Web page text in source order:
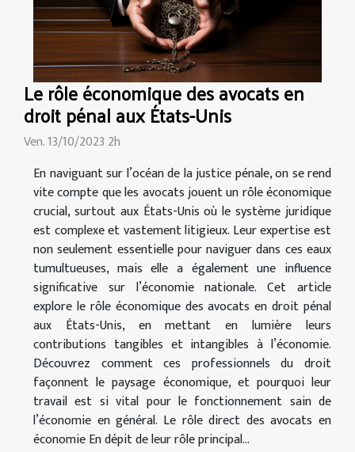
Le rôle économique des avocats en
droit pénal aux États-Unis
Ven. 13/10/2023 2h
En naviguant sur l’océan de la justice pénale, on se rend
vite compte que les avocats jouent un rôle économique
crucial, surtout aux États-Unis où le système juridique
est complexe et vastement litigieux. Leur expertise est
non seulement essentielle pour naviguer dans ces eaux
tumultueuses, mais elle a également une influence
significative sur l’économie nationale. Cet article
explore le rôle économique des avocats en droit pénal
aux États-Unis, en mettant en lumière leurs
contributions tangibles et intangibles à l’économie.
Découvrez comment ces professionnels du droit
façonnent le paysage économique, et pourquoi leur
travail est si vital pour le fonctionnement sain de
l’économie en général. Le rôle direct des avocats en
économie En dépit de leur rôle principal...